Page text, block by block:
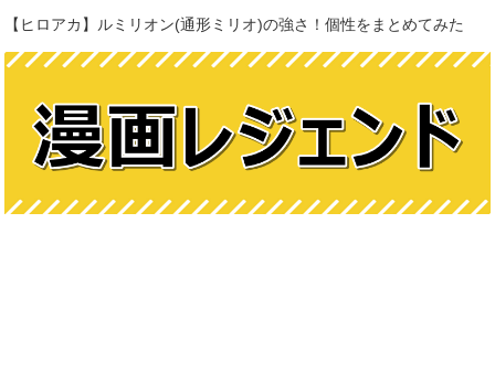
【ヒロアカ】ルミリオン(通形ミリオ)の強さ！個性をまとめてみた